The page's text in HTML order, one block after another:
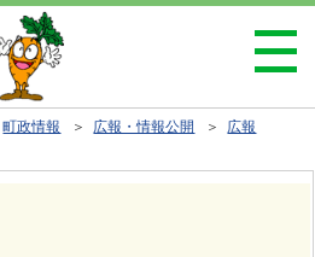
町政情報 ＞ 広報・情報公開 ＞ 広報